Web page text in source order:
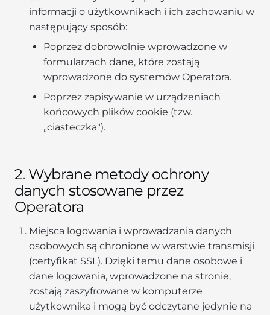
informacji o użytkownikach i ich zachowaniu w
następujący sposób:
Poprzez dobrowolnie wprowadzone w
formularzach dane, które zostają
wprowadzone do systemów Operatora.
Poprzez zapisywanie w urządzeniach
końcowych plików cookie (tzw.
„ciasteczka").
2. Wybrane metody ochrony
danych stosowane przez
Operatora
Miejsca logowania i wprowadzania danych
osobowych są chronione w warstwie transmisji
(certyfikat SSL). Dzięki temu dane osobowe i
dane logowania, wprowadzone na stronie,
zostają zaszyfrowane w komputerze
użytkownika i mogą być odczytane jedynie na